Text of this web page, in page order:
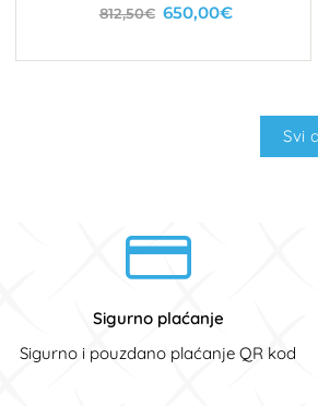
812,50€ 650,00€
U košaricu
Svi
Sigurno plaćanje
Sigurno i pouzdano plaćanje QR kod